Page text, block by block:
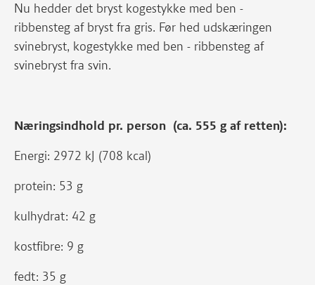
Nu hedder det bryst kogestykke med ben -
ribbensteg af bryst fra gris. Før hed udskæringen
svinebryst, kogestykke med ben - ribbensteg af
svinebryst fra svin.
Næringsindhold pr. person (ca. 555 g af retten):
Energi: 2972 kJ (708 kcal)
protein: 53 g
kulhydrat: 42 g
kostfibre: 9 g
fedt: 35 g